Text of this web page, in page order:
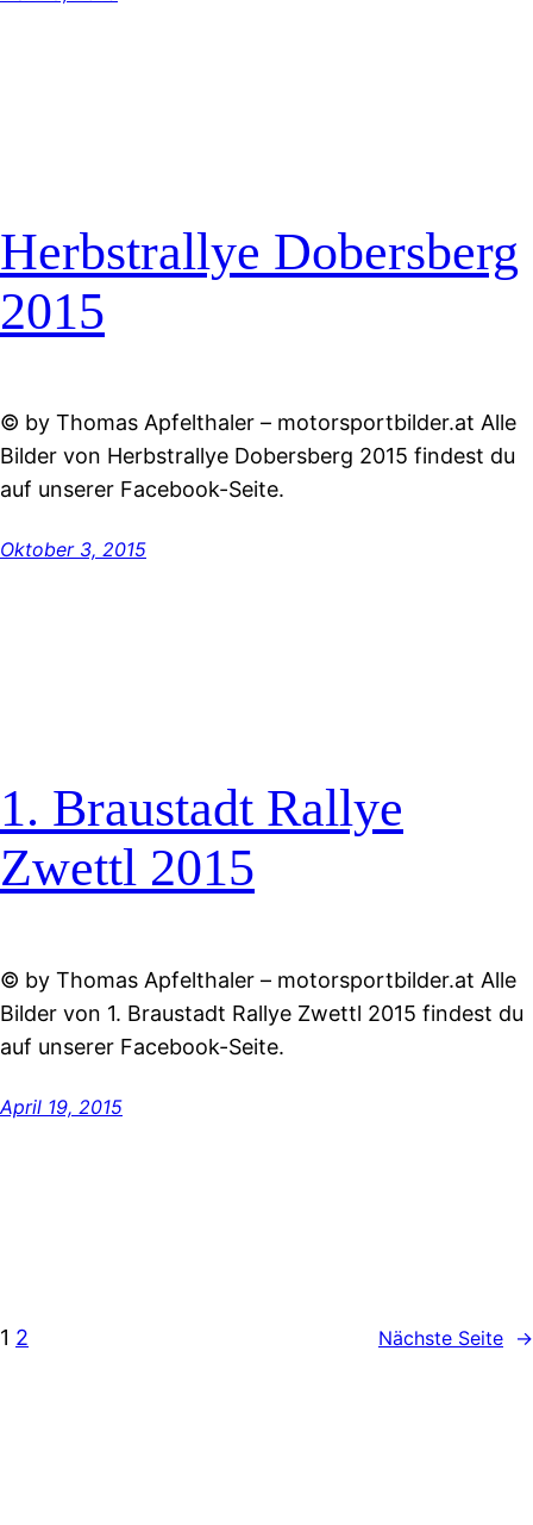
Herbstrallye Dobersberg
2015
© by Thomas Apfelthaler – motorsportbilder.at Alle
Bilder von Herbstrallye Dobersberg 2015 findest du
auf unserer Facebook-Seite.
Oktober 3, 2015
1. Braustadt Rallye
Zwettl 2015
© by Thomas Apfelthaler – motorsportbilder.at Alle
Bilder von 1. Braustadt Rallye Zwettl 2015 findest du
auf unserer Facebook-Seite.
April 19, 2015
1 2 Nächste Seite →